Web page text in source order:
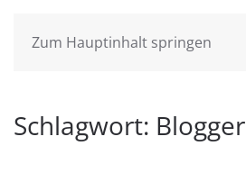
Zum Hauptinhalt springen
Schlagwort: Blogger